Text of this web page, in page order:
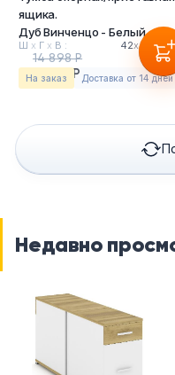
ящика.
Дуб Винченцо - Белый
Ш х Г х В : 42х42х
13 855 Р
14 898 Р
На заказ Доставка от 14 дней
Недавно